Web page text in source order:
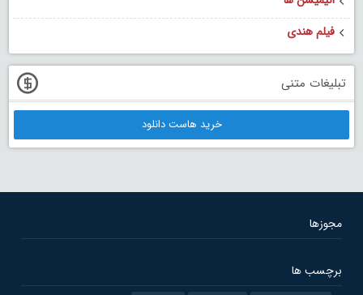
فیلم هندی
تبلیغات متنی
خرید هاست دانلود
مجوزها
برچسب ها